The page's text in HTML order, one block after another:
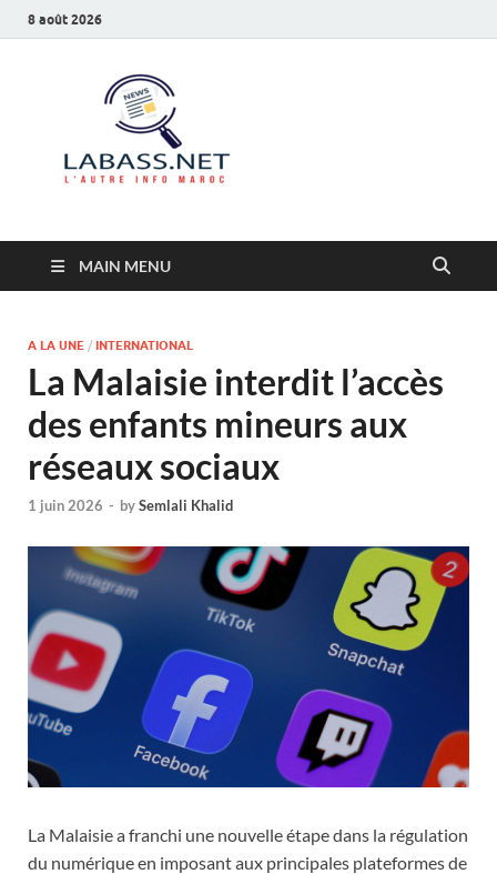
8 août 2026
MAIN MENU
A LA UNE / INTERNATIONAL
La Malaisie interdit l’accès
des enfants mineurs aux
réseaux sociaux
1 juin 2026 - bySemlali Khalid
La Malaisie a franchi une nouvelle étape dans la régulation
du numérique en imposant aux principales plateformes de